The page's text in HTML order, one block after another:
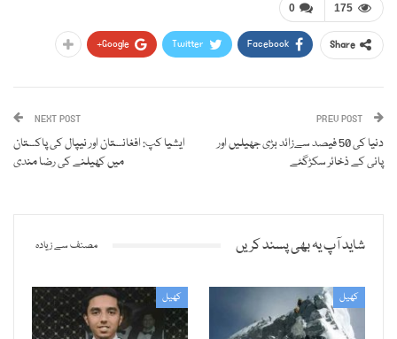
0 175
Share
Facebook
Twitter
Google+
دنیا کی 50 فیصد سےزائد بڑی جھیلیں اور
پانی کے ذخائر سکڑگئے
NEXT POST
ایشیا کپ: افغانستان اور نیپال کی پاکستان
میں کھیلنے کی رضا مندی
شاید آپ یہ بھی پسند کریں مصنف سے زیادہ
کھیل کھیل